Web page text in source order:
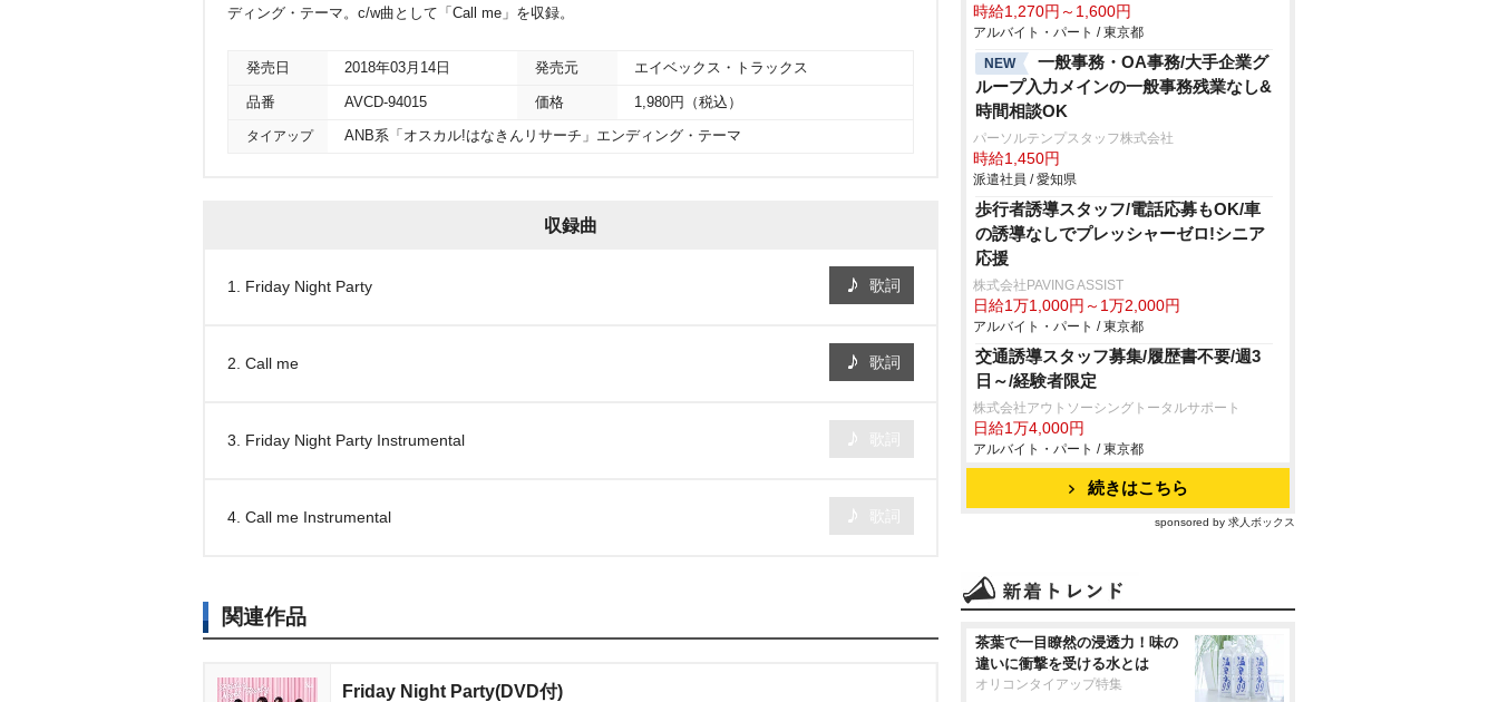
ディング・テーマ。c/w曲として「Call me」を収録。
発売日 2018年03月14日 発売元 エイベックス・トラックス
品番 AVCD-94015 価格 1,980円（税込）
タイアップ ANB系「オスカル!はなきんリサーチ」エンディング・テーマ
収録曲
1. Friday Night Party 歌詞
2. Call me 歌詞
3. Friday Night Party Instrumental
4. Call me Instrumental
関連作品
Friday Night Party(DVD付)
時給1,270円～1,600円
アルバイト・パート / 東京都
NEW
一般事務・OA事務/大手企業グ
ループ入力メインの一般事務残業なし&
時間相談OK
パーソルテンプスタッフ株式会社
時給1,450円
派遣社員 / 愛知県
歩行者誘導スタッフ/電話応募もOK/車
の誘導なしでプレッシャーゼロ!シニア
応援
株式会社PAVING ASSIST
日給1万1,000円～1万2,000円
アルバイト・パート / 東京都
交通誘導スタッフ募集/履歴書不要/週3
日～/経験者限定
株式会社アウトソーシングトータルサポート
日給1万4,000円
アルバイト・パート / 東京都
続きはこちら
sponsored by 求人ボックス
茶葉で一目瞭然の浸透力！味の
違いに衝撃を受ける水とは
オリコンタイアップ特集